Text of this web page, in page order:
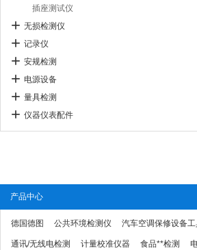
插座测试仪
无损检测仪
记录仪
安规检测
电源设备
量具检测
仪器仪表配件
产品中心
德国德图 公共环境检测仪 汽车空调保修设备
通讯/无线电检测 计量校准仪器 食品**检测